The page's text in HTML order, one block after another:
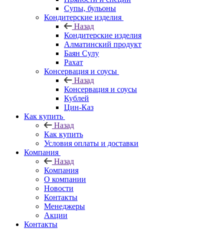
Супы, бульоны
Кондитерские изделия
Назад
Кондитерские изделия
Алматинский продукт
Баян Сулу
Рахат
Консервация и соусы
Назад
Консервация и соусы
Кублей
Цин-Каз
Как купить
Назад
Как купить
Условия оплаты и доставки
Компания
Назад
Компания
О компании
Новости
Контакты
Менеджеры
Акции
Контакты